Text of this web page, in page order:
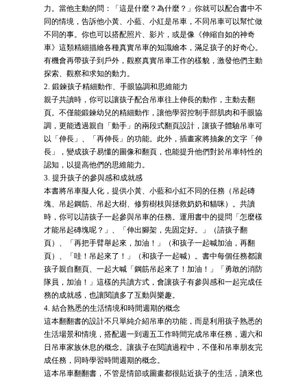
力。當他主動的問：「這是什麼？為什麼？」你就可以配合書中不
同的情境，告訴他小黃、小藍、小紅是吊車，不同吊車可以幫忙做
不同的事。你也可以搭配照片、影片，或是像《伸縮自如的神奇
車》這類精細描繪各種真實吊車的知識繪本，滿足孩子的好奇心。
有機會再帶孩子到戶外，觀察真實吊車工作的樣貌，激發他們主動
探索、觀察和求知的動力。
2. 鍛鍊孩子精細動作、手眼協調和思維能力
親子共讀時，你可以讓孩子配合吊車往上伸長的動作，主動去翻
頁。不僅能鍛鍊幼兒的精細動作，讓他學習控制手部肌肉和手眼協
調，更能透過親自「動手」的兩段式翻頁設計，讓孩子體驗吊車可
以「伸長」、「再伸長」的功能。此外，插畫家將抽象的文字「伸
長」，變成孩子易懂的圖像和翻頁，也能提升他們對於吊車特性的
認知，以提高他們的思維能力。
3. 提升孩子的參與感和成就感
本書將吊車擬人化，提供小黃、小藍和小紅不同的任務（吊起磚
塊、吊起鋼筋、吊起大樹、修剪樹枝與拯救奶奶和貓咪）。共讀
時，你可以請孩子一起參與吊車的任務。運用書中的提問「怎麼樣
才能吊起磚塊呢？」、「伸出腳架，先固定好。」（請孩子翻
頁）、「再把手臂舉起來，加油！」（和孩子一起喊加油，再翻
頁）、「哇！吊起來了！」（和孩子一起喊）。書中每個任務都讓
孩子親自翻頁、一起大喊「鋼筋吊起來了！加油！」「勇敢的消防
隊員，加油！」這樣的共讀方式，會讓孩子有參與感和一起完成任
務的成就感，也讓閱讀多了互動與樂趣。
4. 結合熟悉的生活情境和時間週期的概念
這本翻翻書的設計不只單純介紹吊車的功能，而是利用孩子熟悉的
生活場景和情境，搭配週一到週五工作時間完成吊車任務，週六和
日吊車家族休息的概念。讓孩子在閱讀過程中，不僅和吊車朋友完
成任務，同時學習時間週期的概念。
這本吊車翻翻書，不管是情節或圖畫都很貼近孩子的生活，讀來也